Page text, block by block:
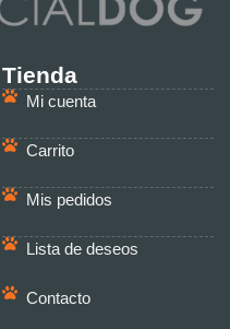
Tienda
Mi cuenta
Carrito
Mis pedidos
Lista de deseos
Contacto